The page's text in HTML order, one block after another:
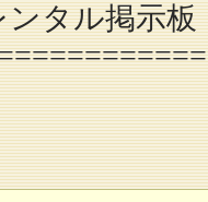
タル掲示板